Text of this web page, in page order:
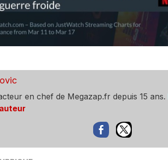
en chef de Megazap.fr depuis 15 ans.